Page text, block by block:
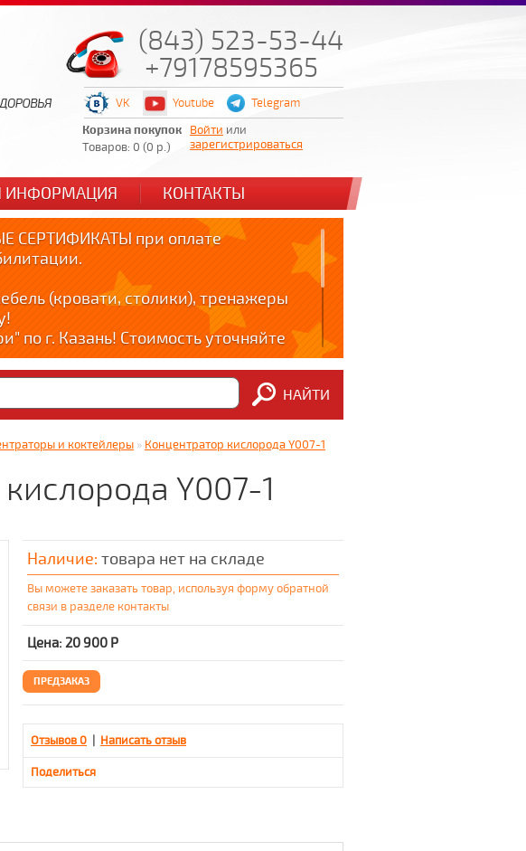
(843) 523-53-44
+79178595365
VK Youtube
Telegram
Корзина покупок
Товаров: 0 (0 р.)
Войти или
зарегистрироваться
ИНФОРМАЦИЯ КОНТАКТЫ
СЕРТИФИКАТЫ при оплате
(кровати, столики), тренажеры
по г. Казань! Стоимость уточняйте
товаров!!!
; Теlegram: t.me/zabota16 ;
; RUTUBE: Медицинский магазин
НАЙТИ
и коктейлеры » Концентратор кислорода Y007-1
Y007-1
Наличие: товара нет на складе
Вы можете заказать товар, используя форму обратной
связи в разделе контакты
Цена: 20 900 Р
ПРЕДЗАКАЗ
Отзывов 0 Написать отзыв
Поделиться